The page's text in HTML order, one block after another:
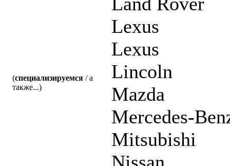
(специализируемся / а
также...)
Lexus
Lexus
Lincoln
Mazda
Mercedes-
Mitsubishi